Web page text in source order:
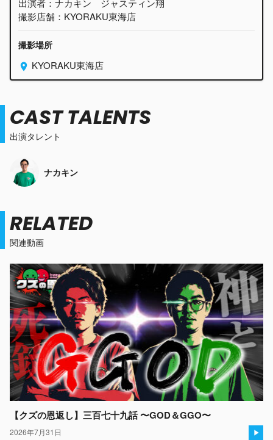
出演者：ナカキン ジャスティン翔
撮影店舗：KYORAKU東海店
撮影場所
KYORAKU東海店
出演タレント
CAST TALENTS
ナカキン
関連動画
RELATED
【クズの恩返し】三百七十九話 〜GOD＆GGO〜
2026年7月31日